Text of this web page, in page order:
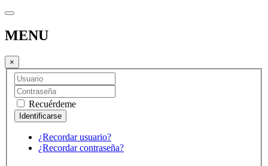
MENU
×
Recuérdeme
¿Recordar usuario?
¿Recordar contraseña?